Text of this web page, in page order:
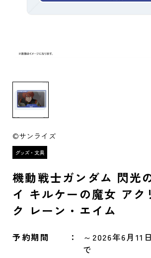
©サンライズ
機動戦士ガンダム 閃光
イ キルケーの魔女 アク
ク レーン・エイム
予約期間
～2026年6月11
で